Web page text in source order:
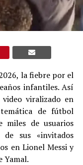
la fiebre por el
infantiles. Así
viralizado en
de fútbol
miles de usuarios
sus «invitados
en Lionel Messi y
Yamal.